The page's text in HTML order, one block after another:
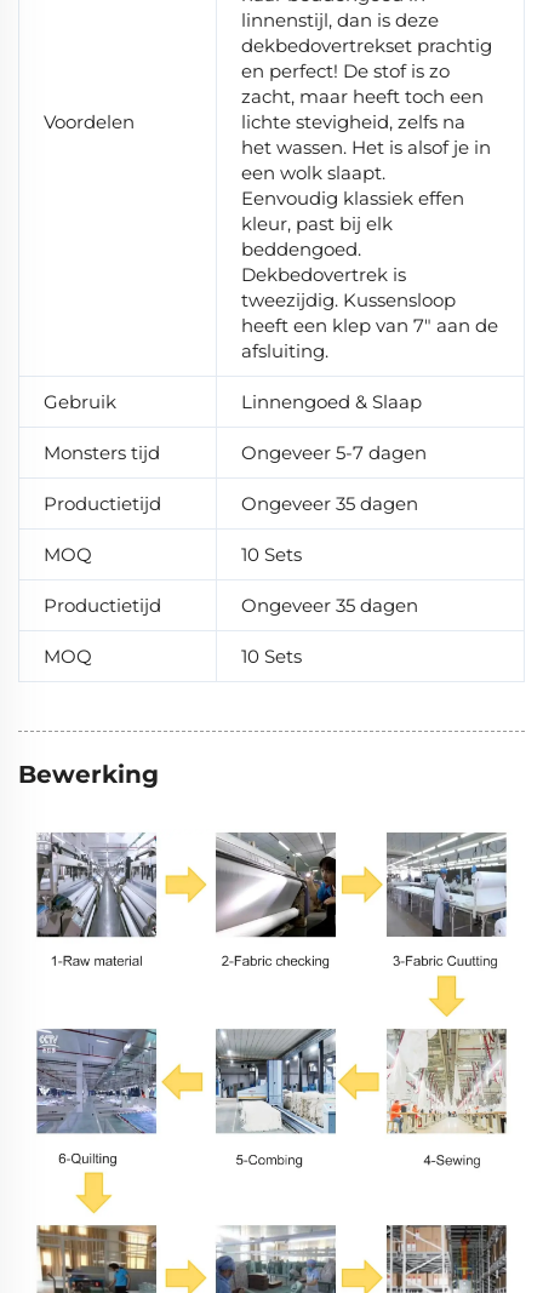
Voordelen
linnenstijl, dan is deze
dekbedovertrekset prachtig
en perfect! De stof is zo
zacht, maar heeft toch een
lichte stevigheid, zelfs na
het wassen. Het is alsof je in
een wolk slaapt.
Eenvoudig klassiek effen
kleur, past bij elk
beddengoed.
Dekbedovertrek is
tweezijdig. Kussensloop
heeft een klep van 7" aan de
afsluiting.
Gebruik Linnengoed & Slaap
Monsters tijd Ongeveer 5-7 dagen
Productietijd Ongeveer 35 dagen
MOQ 10 Sets
Productietijd Ongeveer 35 dagen
MOQ 10 Sets
Bewerking